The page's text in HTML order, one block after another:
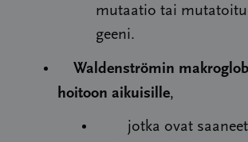
mutaatio tai
geeni.
Waldenströmin
hoitoon aikuisille,
jotka ovat saaneet